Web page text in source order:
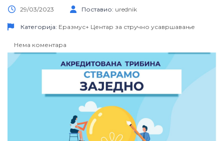
29/03/2023 Поставио: urednik
Категорија: Еразмус+ Центар за стручно усавршавање
Нема коментара